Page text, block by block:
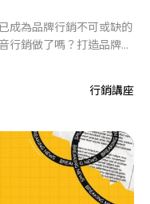
成為品牌行銷不可或缺的
行銷做了嗎？打造品牌聲
行銷講座